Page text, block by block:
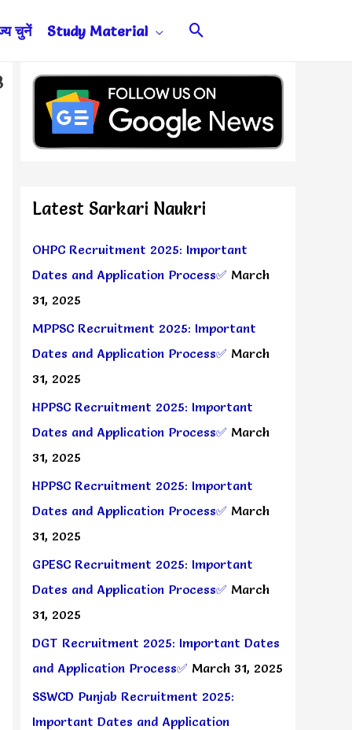
चुनें Study Material Search
Latest Sarkari Naukri
OHPC Recruitment 2025: Important
Dates and Application Process✅ March
31, 2025
MPPSC Recruitment 2025: Important
Dates and Application Process✅ March
31, 2025
HPPSC Recruitment 2025: Important
Dates and Application Process✅ March
31, 2025
HPPSC Recruitment 2025: Important
Dates and Application Process✅ March
31, 2025
GPESC Recruitment 2025: Important
Dates and Application Process✅ March
31, 2025
DGT Recruitment 2025: Important Dates
and Application Process✅ March 31, 2025
SSWCD Punjab Recruitment 2025:
Important Dates and Application